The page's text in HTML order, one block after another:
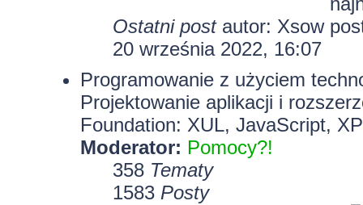
Ostatni postautor: Xsow
20 września 2022, 16:07
Programowanie z użyciem
Projektowanie aplikacji i
Foundation: XUL, JavaScript,
Moderator: Pomocy?!
358 Tematy
1583 Posty